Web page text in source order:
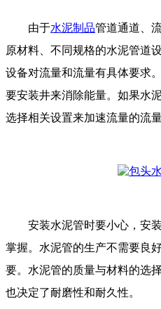
由于水泥制品管道通道、
原材料、不同规格的水泥管道
设备对流量和流量有具体要求
要安装井来消除能量。如果水
选择相关设置来加速流量的流量
安装水泥管时要小心，安装
掌握。水泥管的生产不需要良
要。水泥管的质量与材料的选
也决定了耐磨性和耐久性。